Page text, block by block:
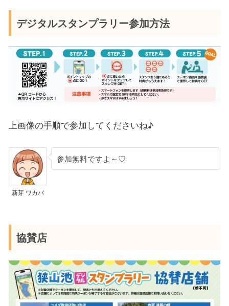
デジタルスタンプラリー参加方法
上画像の手順で参加してくださいね♪
新芽 ワカバ
参加無料ですよ～♡
協賛店